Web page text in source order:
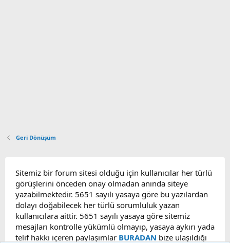
Geri Dönüşüm
Sitemiz bir forum sitesi olduğu için kullanıcılar her türlü
görüşlerini önceden onay olmadan anında siteye
yazabilmektedir. 5651 sayılı yasaya göre bu yazılardan
dolayı doğabilecek her türlü sorumluluk yazan
kullanıcılara aittir. 5651 sayılı yasaya göre sitemiz
mesajları kontrolle yükümlü olmayıp, yasaya aykırı yada
telif hakkı içeren paylaşımlar BURADAN bize ulaşıldığı